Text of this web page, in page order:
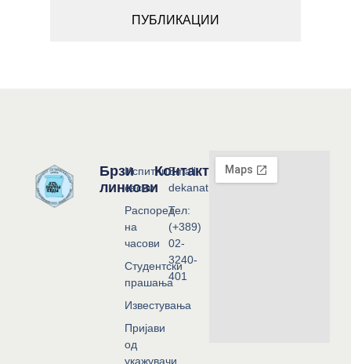
ПУБЛИКАЦИИ
Брзи
линкови
Испитни
сесии
Распоред
на
часови
Студентски
прашања
Известувања
Пријави
од
укажувачи
Контакт
Email:
dekanat@flf.ukim.edu.mk
Тел:
(+389)
02-
3240-
401